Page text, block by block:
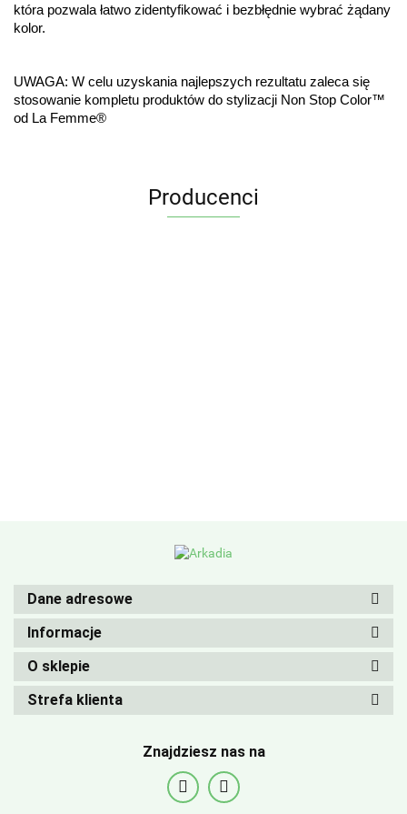
która pozwala łatwo zidentyfikować i bezbłędnie wybrać żądany
kolor.
UWAGA: W celu uzyskania najlepszych rezultatu zaleca się
stosowanie kompletu produktów do stylizacji Non Stop Color™
od La Femme®
Producenci
Dane adresowe
Informacje
O sklepie
Strefa klienta
Znajdziesz nas na